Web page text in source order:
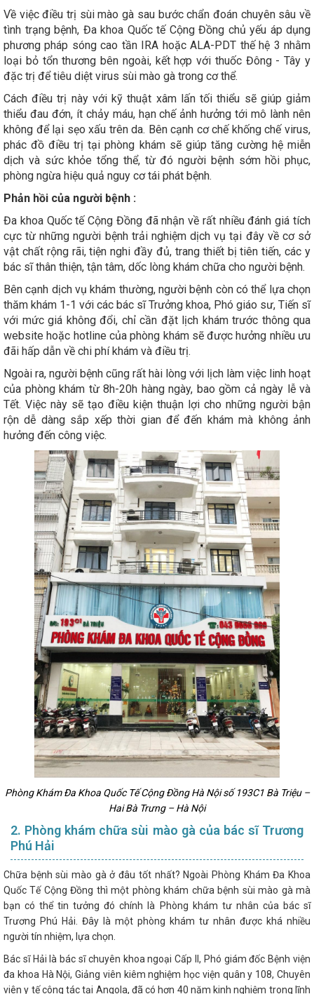
Về việc điều trị sùi mào gà sau bước chẩn đoán chuyên sâu về
tình trạng bệnh, Đa khoa Quốc tế Cộng Đồng chủ yếu áp dụng
phương pháp sóng cao tần IRA hoặc ALA-PDT thế hệ 3 nhằm
loại bỏ tổn thương bên ngoài, kết hợp với thuốc Đông - Tây y
đặc trị để tiêu diệt virus sùi mào gà trong cơ thể.
Cách điều trị này với kỹ thuật xâm lấn tối thiểu sẽ giúp giảm
thiểu đau đớn, ít chảy máu, hạn chế ảnh hưởng tới mô lành nên
không để lại sẹo xấu trên da. Bên cạnh cơ chế khống chế virus,
phác đồ điều trị tại phòng khám sẽ giúp tăng cường hệ miễn
dịch và sức khỏe tổng thể, từ đó người bệnh sớm hồi phục,
phòng ngừa hiệu quả nguy cơ tái phát bệnh.
Phản hồi của người bệnh :
Đa khoa Quốc tế Cộng Đồng đã nhận về rất nhiều đánh giá tích
cực từ những người bệnh trải nghiệm dịch vụ tại đây về cơ sở
vật chất rộng rãi, tiện nghi đầy đủ, trang thiết bị tiên tiến, các y
bác sĩ thân thiện, tận tâm, dốc lòng khám chữa cho người bệnh.
Bên cạnh dịch vụ khám thường, người bệnh còn có thể lựa chọn
thăm khám 1-1 với các bác sĩ Trưởng khoa, Phó giáo sư, Tiến sĩ
với mức giá không đổi, chỉ cần đặt lịch khám trước thông qua
website hoặc hotline của phòng khám sẽ được hưởng nhiều ưu
đãi hấp dẫn về chi phí khám và điều trị.
Ngoài ra, người bệnh cũng rất hài lòng với lịch làm việc linh hoạt
của phòng khám từ 8h-20h hàng ngày, bao gồm cả ngày lễ và
Tết. Việc này sẽ tạo điều kiện thuận lợi cho những người bận
rộn dễ dàng sắp xếp thời gian để đến khám mà không ảnh
hưởng đến công việc.
Phòng Khám Đa Khoa Quốc Tế Cộng Đồng Hà Nội số 193C1 Bà Triệu –
Hai Bà Trưng – Hà Nội
2. Phòng khám chữa sùi mào gà của bác sĩ Trương
Phú Hải
Chữa bệnh sùi mào gà ở đâu tốt nhất? Ngoài Phòng Khám Đa Khoa
Quốc Tế Cộng Đồng thì một phòng khám chữa bệnh sùi mào gà mà
bạn có thể tin tưởng đó chính là Phòng khám tư nhân của bác sĩ
Trương Phú Hải. Đây là một phòng khám tư nhân được khá nhiều
người tín nhiệm, lựa chọn.
Bác sĩ Hải là bác sĩ chuyên khoa ngoại Cấp II, Phó giám đốc Bệnh viện
đa khoa Hà Nội, Giảng viên kiêm nghiệm học viện quân y 108, Chuyên
viên y tế công tác tại Angola, đã có hơn 40 năm kinh nghiệm trong lĩnh